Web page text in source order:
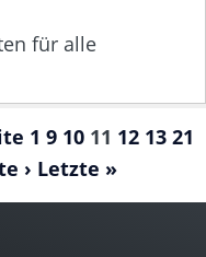
für alle
1 9 10 11 12 13 21
› Letzte »